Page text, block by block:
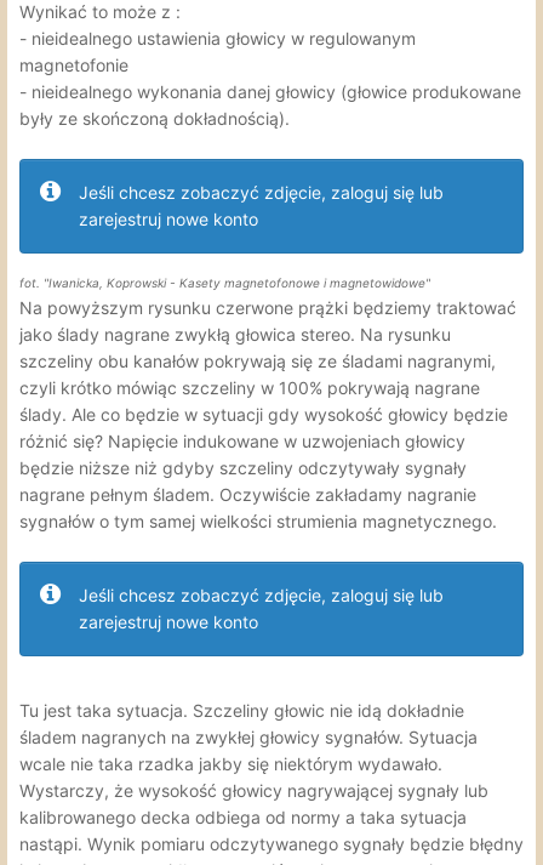
Wynikać to może z :
- nieidealnego ustawienia głowicy w regulowanym
magnetofonie
- nieidealnego wykonania danej głowicy (głowice produkowane
były ze skończoną dokładnością).
Jeśli chcesz zobaczyć zdjęcie, zaloguj się lub
zarejestruj nowe konto
fot. "Iwanicka, Koprowski - Kasety magnetofonowe i magnetowidowe"
Na powyższym rysunku czerwone prążki będziemy traktować
jako ślady nagrane zwykłą głowica stereo. Na rysunku
szczeliny obu kanałów pokrywają się ze śladami nagranymi,
czyli krótko mówiąc szczeliny w 100% pokrywają nagrane
ślady. Ale co będzie w sytuacji gdy wysokość głowicy będzie
różnić się? Napięcie indukowane w uzwojeniach głowicy
będzie niższe niż gdyby szczeliny odczytywały sygnały
nagrane pełnym śladem. Oczywiście zakładamy nagranie
sygnałów o tym samej wielkości strumienia magnetycznego.
Jeśli chcesz zobaczyć zdjęcie, zaloguj się lub
zarejestruj nowe konto
Tu jest taka sytuacja. Szczeliny głowic nie idą dokładnie
śladem nagranych na zwykłej głowicy sygnałów. Sytuacja
wcale nie taka rzadka jakby się niektórym wydawało.
Wystarczy, że wysokość głowicy nagrywającej sygnały lub
kalibrowanego decka odbiega od normy a taka sytuacja
nastąpi. Wynik pomiaru odczytywanego sygnały będzie błędny